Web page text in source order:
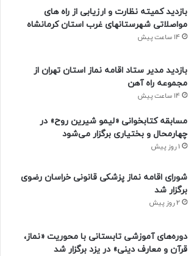
بازدید کمیته نظارت و ارزیابی از راه های
مواصلاتی شهرستانهای غرب استان کرمانشاه
14 ساعت پیش
بازدید مدیر ستاد اقامه نماز استان تهران از
مجموعه راه آهن
14 ساعت پیش
مسابقه کتابخوانی «لیمو شیرین روح» در
چهارمحال و بختیاری برگزار می‌شود
1 روز پیش
شورای اقامه نماز پزشکی قانونی خراسان رضوی
برگزار شد
2 روز پیش
دوره‌های آموزشی تابستانی با محوریت «نماز،
قرآن و معارف دینی» در یزد برگزار شد